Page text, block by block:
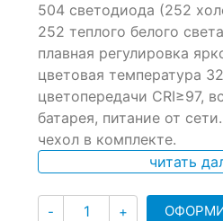
out
of
on
customer
ratings
504 светодиода (252
252 теплого белого
плавная регулировка
цветовая температура
цветопередачи CRI≥97,
батарея, питание от
чехол в комплекте.
читать
- Количество
+